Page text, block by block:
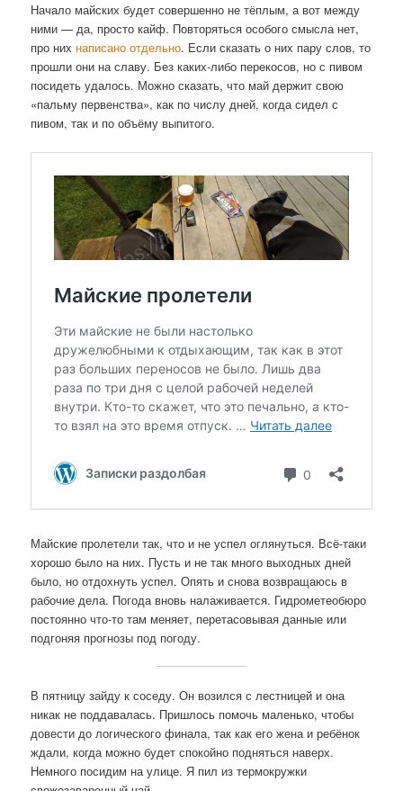
Начало майских будет совершенно не тёплым, а вот между
ними — да, просто кайф. Повторяться особого смысла нет,
про них написано отдельно. Если сказать о них пару слов, то
прошли они на славу. Без каких-либо перекосов, но с пивом
посидеть удалось. Можно сказать, что май держит свою
«пальму первенства», как по числу дней, когда сидел с
пивом, так и по объёму выпитого.
Майские пролетели так, что и не успел оглянуться. Всё-таки
хорошо было на них. Пусть и не так много выходных дней
было, но отдохнуть успел. Опять и снова возвращаюсь в
рабочие дела. Погода вновь налаживается. Гидрометеобюро
постоянно что-то там меняет, перетасовывая данные или
подгоняя прогнозы под погоду.
В пятницу зайду к соседу. Он возился с лестницей и она
никак не поддавалась. Пришлось помочь маленько, чтобы
довести до логического финала, так как его жена и ребёнок
ждали, когда можно будет спокойно подняться наверх.
Немного посидим на улице. Я пил из термокружки